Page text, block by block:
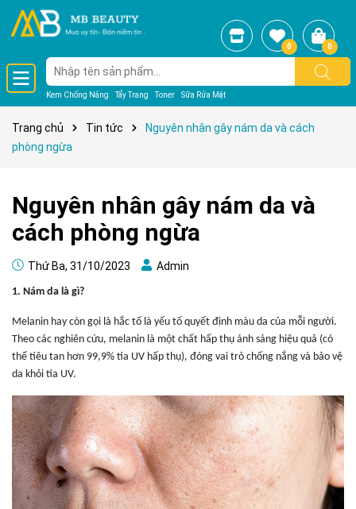
Kem Chống Nắng Tẩy Trang Toner Sữa Rửa Mặt
0 0
Trang chủ Tin tức
Nguyên nhân gây nám da và cách
phòng ngừa
Nguyên nhân gây nám da và
cách phòng ngừa
Thứ Ba, 31/10/2023 Admin
1. Nám da là gì?
Melanin hay còn gọi là hắc tố là yếu tố quyết định màu da của mỗi người.
Theo các nghiên cứu, melanin là một chất hấp thụ ánh sáng hiệu quả (có
thể tiêu tan hơn 99,9% tia UV hấp thụ), đóng vai trò chống nắng và bảo vệ
da khỏi tia UV.